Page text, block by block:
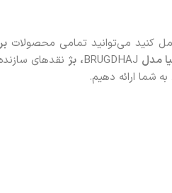
کنید می‌توانید تمامی محصولات
مدل BRUGDHAJ، بژ نقدهای
شما ارائه دهیم.